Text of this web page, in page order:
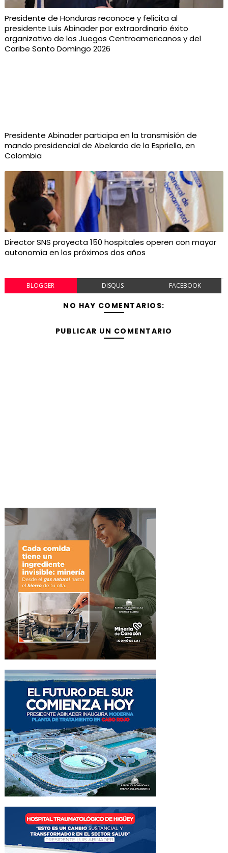
Presidente de Honduras reconoce y felicita al
presidente Luis Abinader por extraordinario éxito
organizativo de los Juegos Centroamericanos y del
Caribe Santo Domingo 2026
Presidente Abinader participa en la transmisión de
mando presidencial de Abelardo de la Espriella, en
Colombia
Director SNS proyecta 150 hospitales operen con mayor
autonomía en los próximos dos años
BLOGGER DISQUS FACEBOOK
NO HAY COMENTARIOS:
PUBLICAR UN COMENTARIO